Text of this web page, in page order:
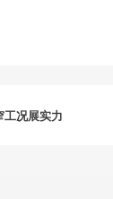
况展实力